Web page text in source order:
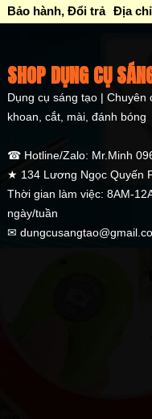
Bảo hành, Đổi trả Địa
SHOP DỤNG CỤ
Dụng cụ sáng tạo | Chuyên
khoan, cắt, mài, đánh bóng
☎ Hotline/Zalo: Mr.Minh
★ 134 Lương Ngọc Quyến
Thời gian làm việc: 8AM-
ngày/tuần
✉